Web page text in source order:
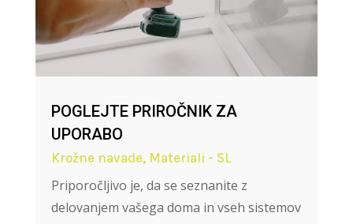
POGLEJTE PRIROČNIK ZA
UPORABO
Krožne navade, Materiali - SL
Priporočljivo je, da se seznanite z
delovanjem vašega doma in vseh sistemov